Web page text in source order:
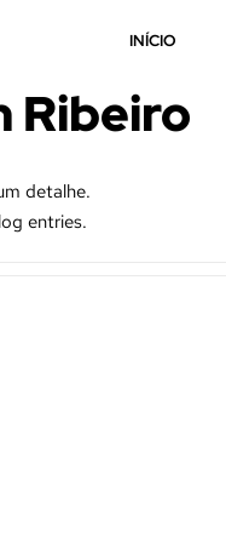
INÍCIO
Ribeiro
detalhe.
entries.